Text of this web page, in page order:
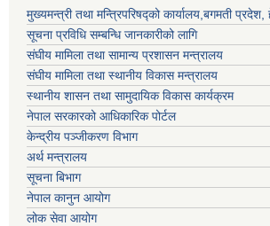
मुख्यमन्त्री तथा मन्त्रिपरिषद्को कार्यालय,बगमती
सूचना प्रविधि सम्बन्धि जानकारीको लागि
संघीय मामिला तथा सामान्य प्रशासन मन्त्रालय
संघीय मामिला तथा स्थानीय विकास मन्त्रालय
स्थानीय शासन तथा सामुदायिक विकास कार्यक्रम
नेपाल सरकारको आधिकारिक पोर्टल
केन्द्रीय पञ्जीकरण विभाग
अर्थ मन्त्रालय
सूचना बिभाग
नेपाल कानुन आयोग
लोक सेवा आयोग